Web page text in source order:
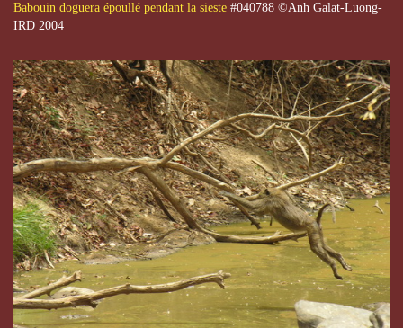
Babouin doguera époullé pendant la sieste #040788 ©Anh Galat-Luong-
IRD 2004